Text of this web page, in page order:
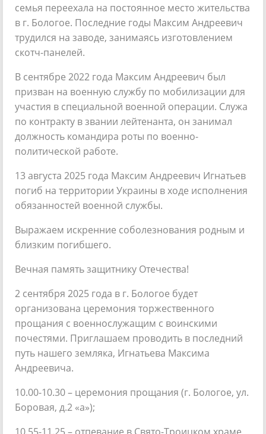
семья переехала на постоянное место жительства
в г. Бологое. Последние годы Максим Андреевич
трудился на заводе, занимаясь изготовлением
скотч-панелей.
В сентябре 2022 года Максим Андреевич был
призван на военную службу по мобилизации для
участия в специальной военной операции. Служа
по контракту в звании лейтенанта, он занимал
должность командира роты по военно-
политической работе.
13 августа 2025 года Максим Андреевич Игнатьев
погиб на территории Украины в ходе исполнения
обязанностей военной службы.
Выражаем искренние соболезнования родным и
близким погибшего.
Вечная память защитнику Отечества!
2 сентября 2025 года в г. Бологое будет
организована церемония торжественного
прощания с военнослужащим с воинскими
почестями. Приглашаем проводить в последний
путь нашего земляка, Игнатьева Максима
Андреевича.
10.00-10.30 – церемония прощания (г. Бологое, ул.
Боровая, д.2 «а»);